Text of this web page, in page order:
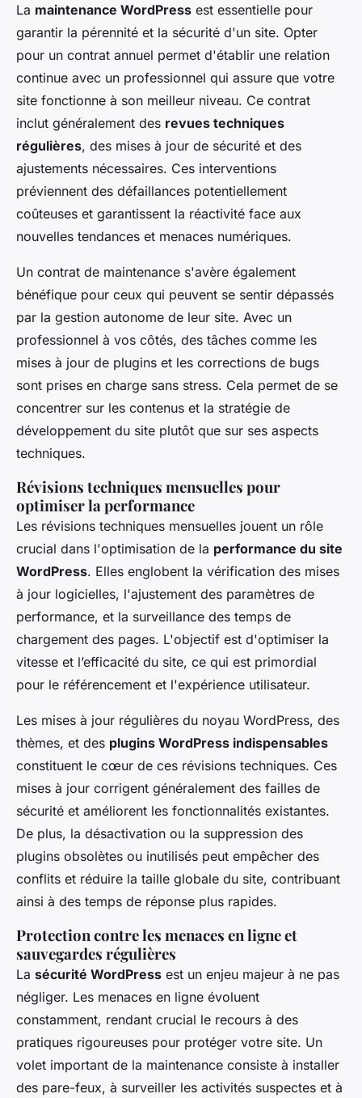
La maintenance WordPress est essentielle pour
garantir la pérennité et la sécurité d'un site. Opter
pour un contrat annuel permet d'établir une relation
continue avec un professionnel qui assure que votre
site fonctionne à son meilleur niveau. Ce contrat
inclut généralement des revues techniques
régulières, des mises à jour de sécurité et des
ajustements nécessaires. Ces interventions
préviennent des défaillances potentiellement
coûteuses et garantissent la réactivité face aux
nouvelles tendances et menaces numériques.
Un contrat de maintenance s'avère également
bénéfique pour ceux qui peuvent se sentir dépassés
par la gestion autonome de leur site. Avec un
professionnel à vos côtés, des tâches comme les
mises à jour de plugins et les corrections de bugs
sont prises en charge sans stress. Cela permet de se
concentrer sur les contenus et la stratégie de
développement du site plutôt que sur ses aspects
techniques.
Révisions techniques mensuelles pour
optimiser la performance
Les révisions techniques mensuelles jouent un rôle
crucial dans l'optimisation de la performance du site
WordPress. Elles englobent la vérification des mises
à jour logicielles, l'ajustement des paramètres de
performance, et la surveillance des temps de
chargement des pages. L'objectif est d'optimiser la
vitesse et l’efficacité du site, ce qui est primordial
pour le référencement et l'expérience utilisateur.
Les mises à jour régulières du noyau WordPress, des
thèmes, et des plugins WordPress indispensables
constituent le cœur de ces révisions techniques. Ces
mises à jour corrigent généralement des failles de
sécurité et améliorent les fonctionnalités existantes.
De plus, la désactivation ou la suppression des
plugins obsolètes ou inutilisés peut empêcher des
conflits et réduire la taille globale du site, contribuant
ainsi à des temps de réponse plus rapides.
Protection contre les menaces en ligne et
sauvegardes régulières
La sécurité WordPress est un enjeu majeur à ne pas
négliger. Les menaces en ligne évoluent
constamment, rendant crucial le recours à des
pratiques rigoureuses pour protéger votre site. Un
volet important de la maintenance consiste à installer
des pare-feux, à surveiller les activités suspectes et à